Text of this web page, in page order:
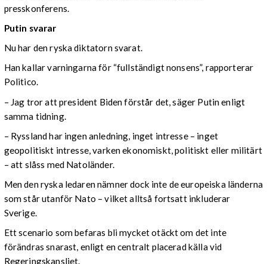
presskonferens.
Putin svarar
Nu har den ryska diktatorn svarat.
Han kallar varningarna för “fullständigt nonsens”, rapporterar
Politico.
– Jag tror att president Biden förstår det, säger Putin enligt
samma tidning.
– Ryssland har ingen anledning, inget intresse – inget
geopolitiskt intresse, varken ekonomiskt, politiskt eller militärt
– att slåss med Natoländer.
Men den ryska ledaren nämner dock inte de europeiska länderna
som står utanför Nato – vilket alltså fortsatt inkluderar
Sverige.
Ett scenario som befaras bli mycket otäckt om det inte
förändras snarast, enligt en centralt placerad källa vid
Regeringskansliet.